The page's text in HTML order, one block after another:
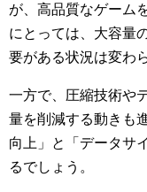
が、高品質なゲーム
にとっては、大容量
要がある状況は変わ
一方で、圧縮技術や
量を削減する動きも
向上」と「データサ
るでしょう。